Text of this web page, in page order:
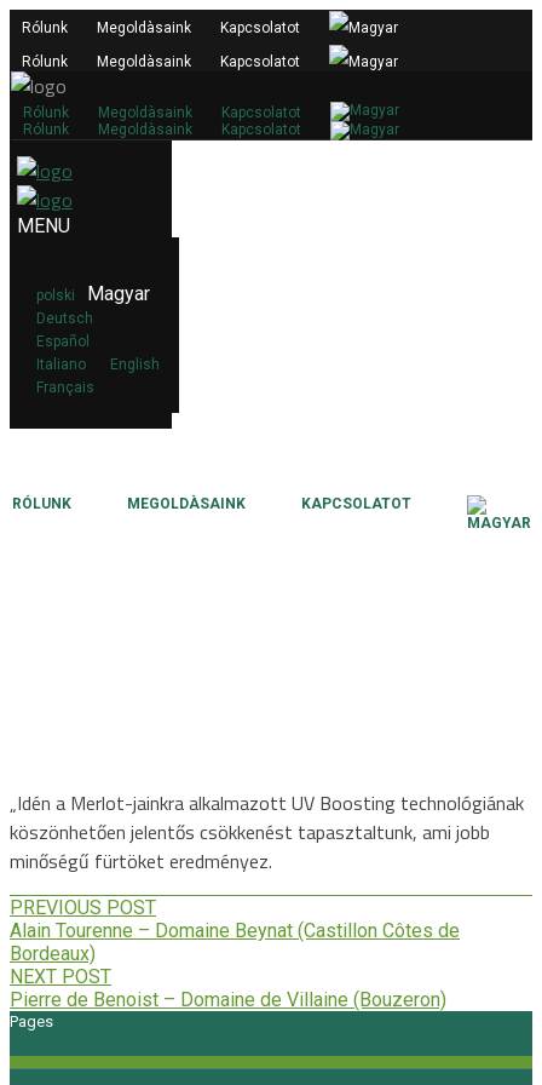
Rólunk
Rólunk
Megoldàsaink
Megoldàsaink
Kapcsolatot
Kapcsolatot
Rólunk
Rólunk
Megoldàsaink
Megoldàsaink
Kapcsolatot
Kapcsolatot
polski Magyar
Deutsch
Español
Italiano
English
Français
RÓLUNK MEGOLDÀSAINK KAPCSOLATOT
„Idén a Merlot-jainkra alkalmazott UV Boosting technológiának
köszönhetően jelentős csökkenést tapasztaltunk, ami jobb
minőségű fürtöket eredményez.
PREVIOUS POST
Alain Tourenne – Domaine Beynat (Castillon Côtes de
Bordeaux)
NEXT POST
Pierre de Benoist – Domaine de Villaine (Bouzeron)
Pages